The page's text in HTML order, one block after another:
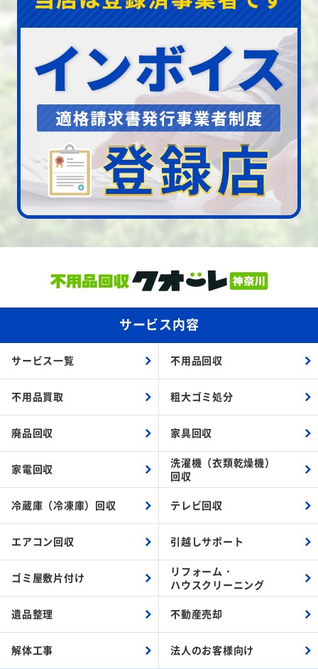
サービス内容
サービス一覧 不用品回収
不用品買取 粗大ゴミ処分
廃品回収 家具回収
家電回収
洗濯機（衣類乾燥機）
回収
冷蔵庫（冷凍庫）回収 テレビ回収
エアコン回収 引越しサポート
ゴミ屋敷片付け
リフォーム・
ハウスクリーニング
遺品整理 不動産売却
解体工事 法人のお客様向け